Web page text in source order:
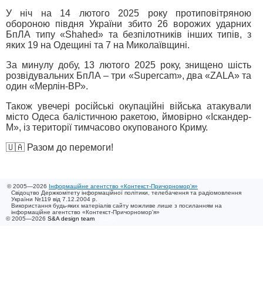
У ніч на 14 лютого 2025 року протиповітряною
обороною півдня України збито 26 ворожих ударних
БпЛА типу «Shahed» та безпілотників інших типів, з
яких 19 на Одещині та 7 на Миколаївщині.
За минулу добу, 13 лютого 2025 року, знищено шість
розвідувальних БпЛА – три «Supercam», два «ZALA» та
один «Мерлін-ВР».
Також увечері російські окупаційні війська атакували
місто Одеса балістичною ракетою, ймовірно «Іскандер-
М», із території тимчасово окупованого Криму.
🇺🇦 Разом до перемоги!
© 2005—2026 Інформаційне агентство «Контекст-Причорномор'я»
Свідоцтво Держкомітету інформаційної політики, телебачення та радіомовлення
України №119 від 7.12.2004 р.
Використання будь-яких матеріалів сайту можливе лише з посиланням на
інформаційне агентство «Контекст-Причорномор'я»
© 2005—2026 S&A design team